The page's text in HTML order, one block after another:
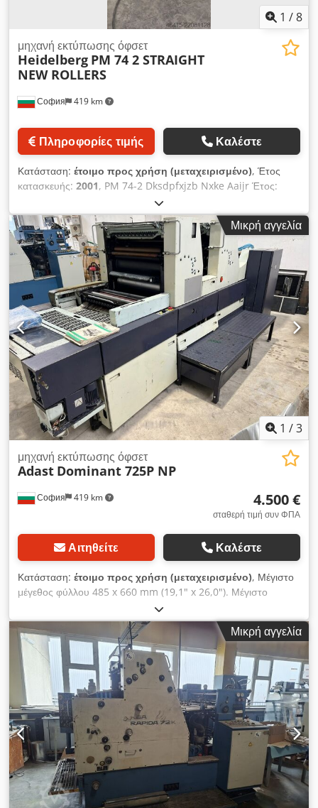
1 /8
София 419 km
μηχανή εκτύπωσης όφσετ
Heidelberg PM 74 2 STRAIGHT
NEW ROLLERS
Πληροφορίες τιμής Καλέστε
Κατάσταση: έτοιμο προς χρήση (μεταχειρισμένο), Έτος
κατασκευής: 2001, PM 74-2 Dksdpfxjzb Nxke Aaijr Έτος:
2001 Ευθύγραμμη διάταξη 22 εκατομμύρια αποτυπώσεις
Εύκολη τοποθέτηση πλακών Alcolor σύστημα ύγρανσης με
Technotrans Grafix Alfatronic 200 συσκευή πούδρας
Γρανάζια χωρίς ζημιές Εργαλεία και βιβλία Καινούργιοι
κύλινδροι
Μικρή αγγελία
1 /3
София 419 km
μηχανή εκτύπωσης όφσετ
Adast Dominant 725P NP
4.500 €
σταθερή τιμή συν ΦΠΑ
Αιτηθείτε Καλέστε
Κατάσταση: έτοιμο προς χρήση (μεταχειρισμένο), Μέγιστο
μέγεθος φύλλου 485 x 660 mm (19,1" x 26,0"). Μέγιστο
μέγεθος εκτύπωσης 475 x 650 mm. Μέγιστη ταχύτητα έως και
10.000. Διχρωμία. Συσκευή NP με πολλές αριθμητικές μονάδες.
Πλήρης τεκμηρίωση. Dkedpfxeyx Itpj Aaisr
Μικρή αγγελία